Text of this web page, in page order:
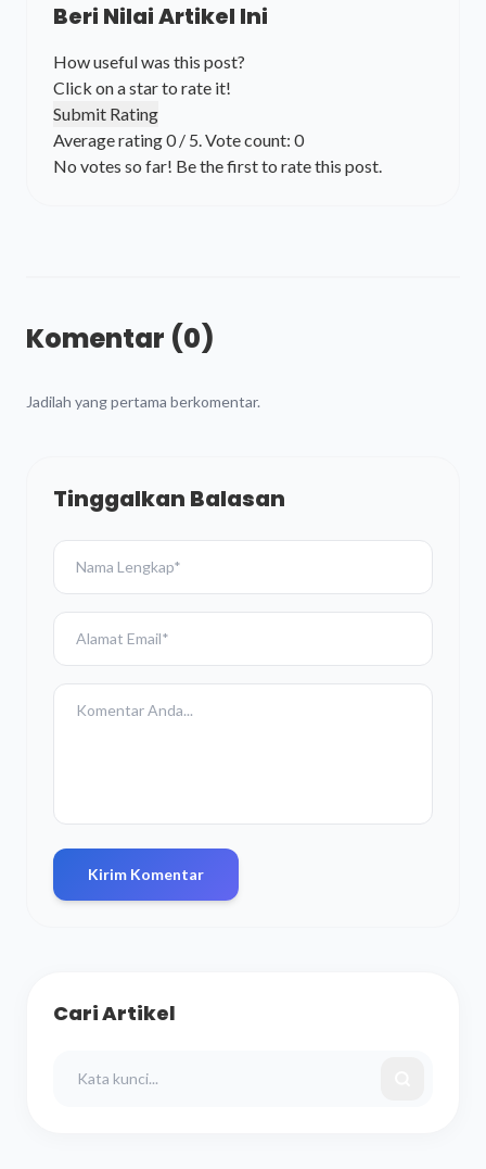
Beri Nilai Artikel Ini
How useful was this post?
Click on a star to rate it!
Submit Rating
Average rating0/ 5. Vote count: 0
No votes so far! Be the first to rate this post.
Komentar (0)
Jadilah yang pertama berkomentar.
Tinggalkan Balasan
Kirim Komentar
Cari Artikel